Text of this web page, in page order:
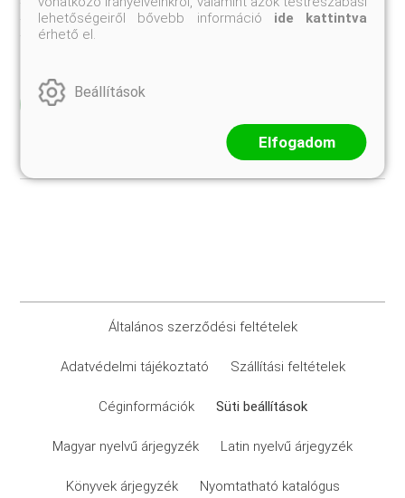
terület felső végére kerül, míg a garázs vagy garázsok a
telek aljába, az utca felőli frontvonalra. Ilyenkor az eredeti
térszinthez képest megemelkedik, a garázstető szintjére
Elolvasom
Általános szerződési feltételek
Adatvédelmi tájékoztató Szállítási feltételek
Céginformációk Süti beállítások
Magyar nyelvű árjegyzék Latin nyelvű árjegyzék
Könyvek árjegyzék Nyomtatható katalógus
lehetőségeiről bővebb információ ide kattintva
érhető el.
Beállítások
Elfogadom